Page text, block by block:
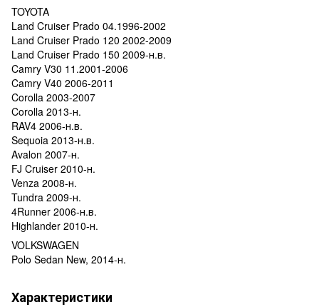
TOYOTA
Land Cruiser Prado 04.1996-2002
Land Cruiser Prado 120 2002-2009
Land Cruiser Prado 150 2009-н.в.
Camry V30 11.2001-2006
Camry V40 2006-2011
Corolla 2003-2007
Corolla 2013-н.
RAV4 2006-н.в.
Sequoia 2013-н.в.
Avalon 2007-н.
FJ Cruiser 2010-н.
Venza 2008-н.
Tundra 2009-н.
4Runner 2006-н.в.
Highlander 2010-н.
VOLKSWAGEN
Polo Sedan New, 2014-н.
Характеристики